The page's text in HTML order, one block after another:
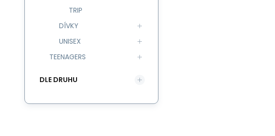
TRIP
DÍVKY
UNISEX
TEENAGERS
DLE DRUHU